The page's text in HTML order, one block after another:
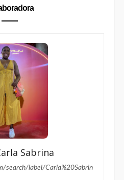
Sabrina
search/label/Carla%20Sabrin